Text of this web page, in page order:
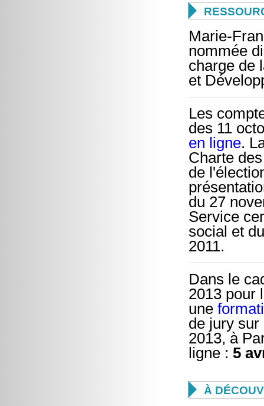

Marie-
nommée
charge de
et
Les
des 11
en ligne.
Charte
de
du 27
Service
social et
2011.
Dans le
2013 pour
une
de jury sur
2013, à
ligne : 5
 À